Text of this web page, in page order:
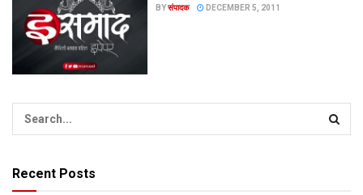
BYसंपादक DECEMBER 5, 2011
Recent Posts